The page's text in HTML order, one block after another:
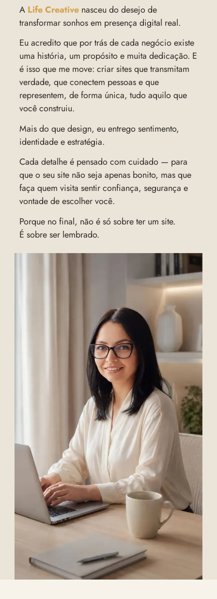
A Life Creative nasceu do desejo de
transformar sonhos em presença digital real.
Eu acredito que por trás de cada negócio existe
uma história, um propósito e muita dedicação. E
é isso que me move: criar sites que transmitam
verdade, que conectem pessoas e que
representem, de forma única, tudo aquilo que
você construiu.
Mais do que design, eu entrego sentimento,
identidade e estratégia.
Cada detalhe é pensado com cuidado — para
que o seu site não seja apenas bonito, mas que
faça quem visita sentir confiança, segurança e
vontade de escolher você.
Porque no final, não é só sobre ter um site.
É sobre ser lembrado.